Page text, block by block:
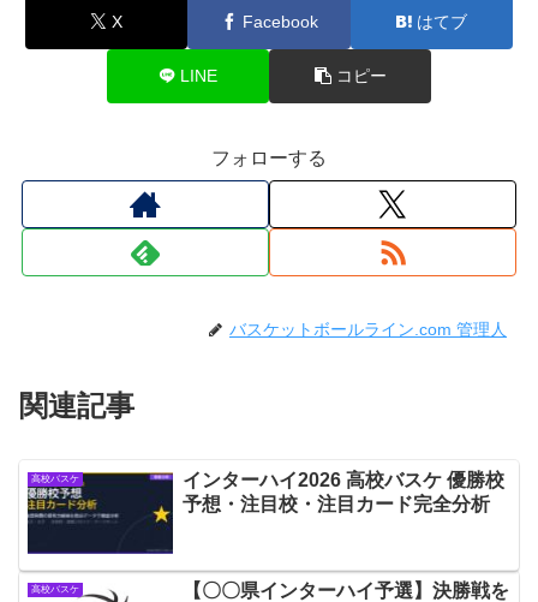
X Facebook はてブ
LINE コピー
フォローする
バスケットボールライン.com 管理人
関連記事
高校バスケ
インターハイ2026 高校バスケ 優勝校
予想・注目校・注目カード完全分析
高校バスケ
【〇〇県インターハイ予選】決勝戦を